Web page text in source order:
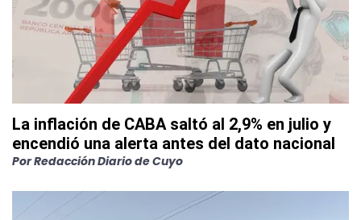
La inflación de CABA saltó al 2,9% en julio y
encendió una alerta antes del dato nacional
PorRedacción Diario de Cuyo